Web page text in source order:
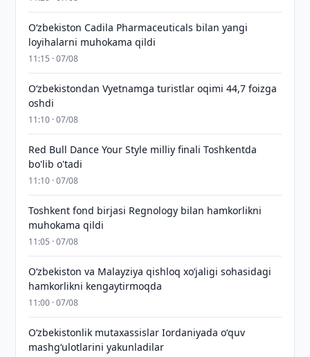
Oʻzbekiston Cadila Pharmaceuticals bilan yangi
loyihalarni muhokama qildi
11:15 · 07/08
O‘zbekistondan Vyetnamga turistlar oqimi 44,7 foizga
oshdi
11:10 · 07/08
Red Bull Dance Your Style milliy finali Toshkentda
bo'lib o'tadi
11:10 · 07/08
Toshkent fond birjasi Regnology bilan hamkorlikni
muhokama qildi
11:05 · 07/08
Oʻzbekiston va Malayziya qishloq xoʻjaligi sohasidagi
hamkorlikni kengaytirmoqda
11:00 · 07/08
Oʻzbekistonlik mutaxassislar Iordaniyada oʻquv
mashgʻulotlarini yakunladilar